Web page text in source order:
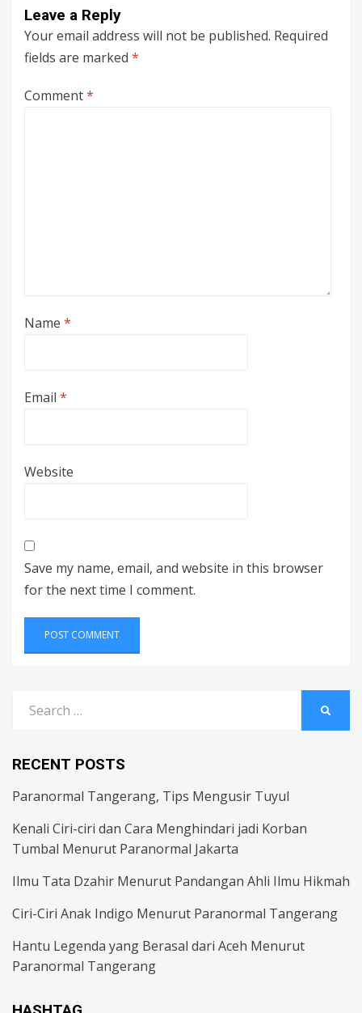
Leave a Reply
Your email address will not be published. Required
fields are marked *
Comment*
Name *
Email *
Website
Save my name, email, and website in this browser
for the next time I comment.
for:
RECENT POSTS
Paranormal Tangerang, Tips Mengusir Tuyul
Kenali Ciri-ciri dan Cara Menghindari jadi Korban
Tumbal Menurut Paranormal Jakarta
Ilmu Tata Dzahir Menurut Pandangan Ahli Ilmu Hikmah
Ciri-Ciri Anak Indigo Menurut Paranormal Tangerang
Hantu Legenda yang Berasal dari Aceh Menurut
Paranormal Tangerang